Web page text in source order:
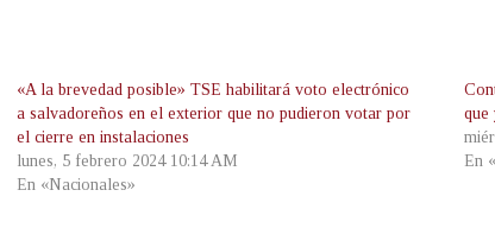
«A la brevedad posible» TSE habilitará voto electrónico
a salvadoreños en el exterior que no pudieron votar por
el cierre en instalaciones
lunes, 5 febrero 2024 10:14 AM
En «Nacionales»
que
En